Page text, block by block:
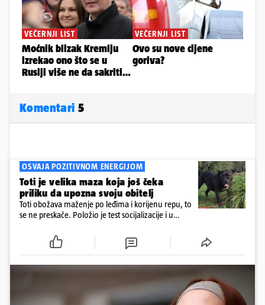
Komentari 5
OSVAJA POZITIVNOM ENERGIJOM
Toti je velika maza koja još čeka
priliku da upozna svoju obitelj
Toti obožava maženje po leđima i korijenu repu, to
se ne preskače. Položio je test socijalizacije i u
cijepljen protiv virusnih zaraznih bolesti